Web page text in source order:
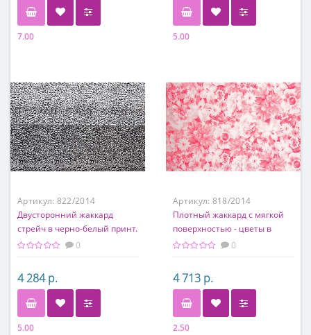
7.00
5.00
Артикул: 822/2014
Двусторонний жаккард
стрейч в черно-белый принт.
0
4 284 р.
5.00
Артикул: 818/2014
Плотный жаккард с мягкой
поверхностью - цветы в
алом цвете. 0
4 713 р.
2.50